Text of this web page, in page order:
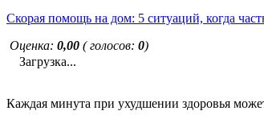
Скорая помощь на дом: 5 ситуаций, когда
Оценка: 0,00 ( голосов: 0)
Загрузка...
Каждая минута при ухудшении здоровья